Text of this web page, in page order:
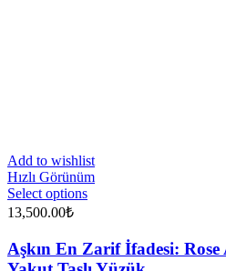
Add to wishlist
Hızlı Görünüm
Select options
13,500.00₺
Aşkın En Zarif İfadesi: Rose